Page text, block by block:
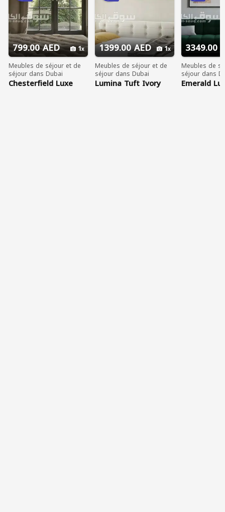
799.00 AED 1
Meubles de séjour et de
séjour dans Dubai
Chesterfield Luxe
1399.00 AED 1
Meubles de séjour et de
séjour dans Dubai
Lumina Tuft Ivory
3349.00
Meubles de
séjour dans
Emerald